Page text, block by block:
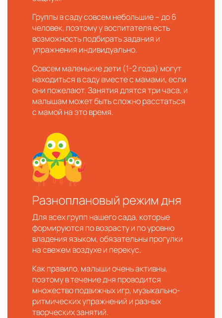
Группы в саду совсем небольшие – до 6
человек, поэтому у воспитателя есть
возможность подбирать задания и
упражнения индивидуально.
Совсем маленькие дети (1-2 года) могут
находиться в саду вместе с мамами, если
они пожелают. Занятия длятся три часа, и
малышам может быть сложно расстаться
с мамой на это время.
Разноплановый режим дня
Для всех групп нашего сада, которые
формируются по возрасту и по уровню
владения языком, обязательны прогулки
на свежем воздухе и перекус.
Как правило, малыши очень активны,
поэтому в течение дня проводится
множество подвижных игр, музыкально-
ритмических упражнений и разных
творческих занятий.